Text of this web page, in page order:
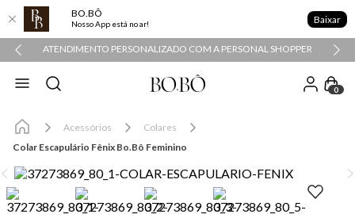
BO.BÔ
Nosso App está no ar! Baixar
ATENDIMENTO PERSONALIZADO COM A PERSONAL SHOPPER
0
Acessórios
Colares
Colar Escapulário Fênix Bo.Bô Feminino